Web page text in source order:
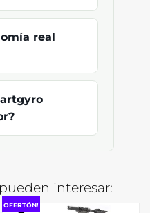
real
interesar:
OFERTÓN!